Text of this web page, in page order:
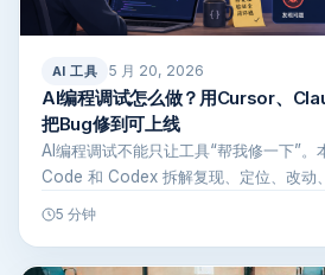
AI 工具 5 月 20, 2026
AI编程调试怎么做？用Cursor、
把Bug修到可上线
AI编程调试不能只让工具“帮我修一下”
Code 和 Codex 拆解复现、定位、改动
5 分钟